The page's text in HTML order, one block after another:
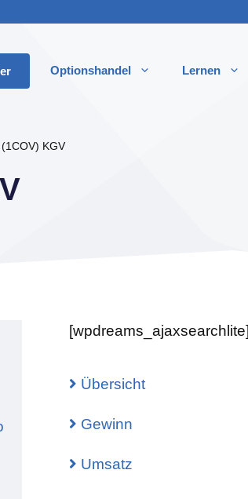
Optionshandel
Und Futures
Short
Lernen
KGV
[wpdreams_ajaxsearchlite]
Übersicht
Gewinn
Umsatz